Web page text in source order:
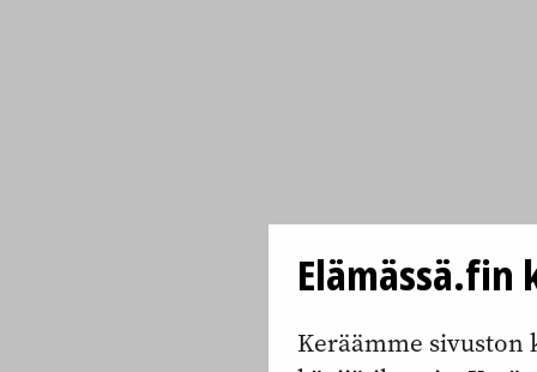
Keräämme sivuston